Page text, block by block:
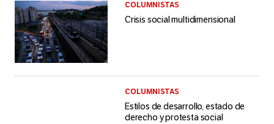
COLUMNISTAS
Crisis social multidimensional
COLUMNISTAS
Estilos de desarrollo, estado de
derecho y protesta social